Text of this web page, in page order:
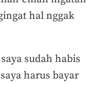
hal nggak
sudah habis
harus bayar